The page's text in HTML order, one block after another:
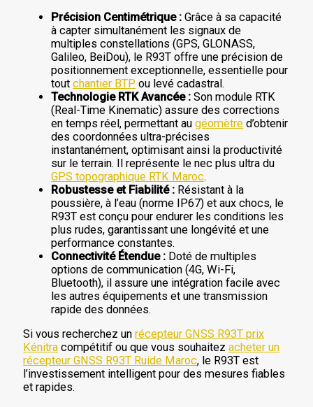
Précision Centimétrique : Grâce à sa capacité
à capter simultanément les signaux de
multiples constellations (GPS, GLONASS,
Galileo, BeiDou), le R93T offre une précision de
positionnement exceptionnelle, essentielle pour
toutchantier BTP ou levé cadastral.
Technologie RTK Avancée : Son module RTK
(Real-Time Kinematic) assure des corrections
en temps réel, permettant augéomètre d’obtenir
des coordonnées ultra-précises
instantanément, optimisant ainsi la productivité
sur le terrain. Il représente le nec plus ultra du
GPS topographique RTK Maroc.
Robustesse et Fiabilité : Résistant à la
poussière, à l’eau (norme IP67) et aux chocs, le
R93T est conçu pour endurer les conditions les
plus rudes, garantissant une longévité et une
performance constantes.
Connectivité Étendue : Doté de multiples
options de communication (4G, Wi-Fi,
Bluetooth), il assure une intégration facile avec
les autres équipements et une transmission
rapide des données.
Si vous recherchez unrécepteur GNSS R93T prix
Kénitra compétitif ou que vous souhaitezacheter un
récepteur GNSS R93T Ruide Maroc, le R93T est
l’investissement intelligent pour des mesures fiables
et rapides.